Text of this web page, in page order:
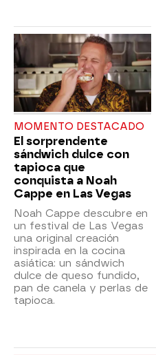
MOMENTO DESTACADO
El sorprendente
sándwich dulce con
tapioca que
conquista a Noah
Cappe en Las Vegas
Noah Cappe descubre en
un festival de Las Vegas
una original creación
inspirada en la cocina
asiática: un sándwich
dulce de queso fundido,
pan de canela y perlas de
tapioca.